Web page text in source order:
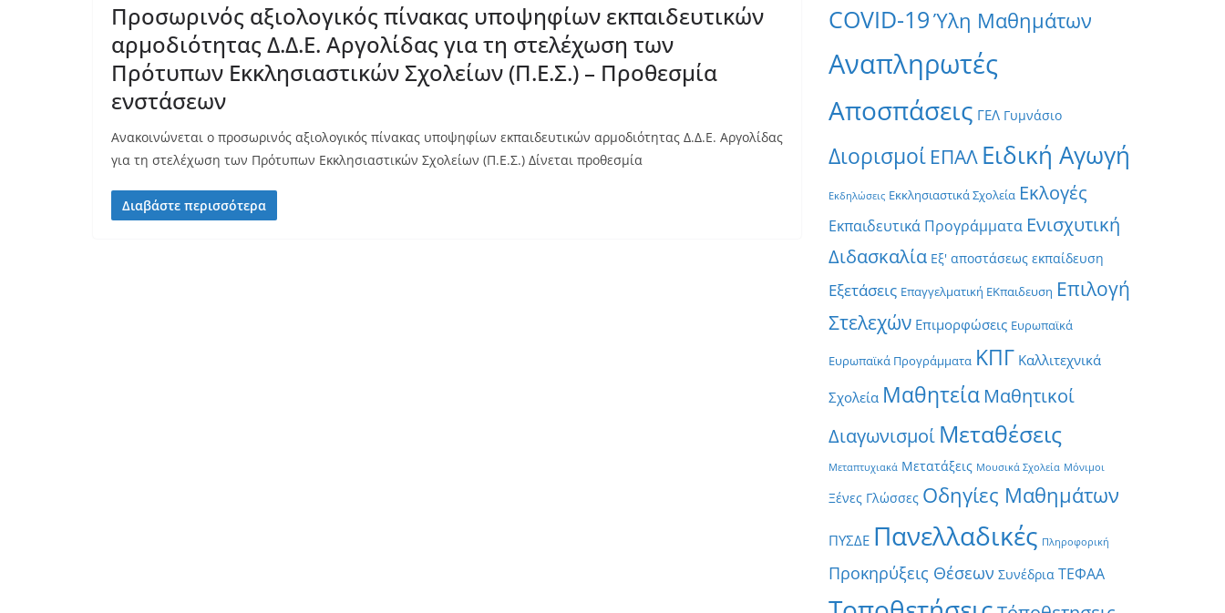
Προσωρινός αξιολογικός πίνακας υποψηφίων εκπαιδευτικών
αρμοδιότητας Δ.Δ.Ε. Αργολίδας για τη στελέχωση των
Πρότυπων Εκκλησιαστικών Σχολείων (Π.Ε.Σ.) – Προθεσμία
ενστάσεων
Ανακοινώνεται ο προσωρινός αξιολογικός πίνακας υποψηφίων εκπαιδευτικών αρμοδιότητας Δ.Δ.Ε. Αργολίδας
για τη στελέχωση των Πρότυπων Εκκλησιαστικών Σχολείων (Π.Ε.Σ.) Δίνεται προθεσμία
Διαβάστε περισσότερα
COVID-19Ύλη Μαθημάτων
Αναπληρωτές
Αποσπάσεις ΓΕΛ Γυμνάσιο
Διορισμοί ΕΠΑΛ Ειδική Αγωγή
Εκδηλώσεις Εκκλησιαστικά Σχολεία Εκλογές
Εκπαιδευτικά Προγράμματα Ενισχυτική
Διδασκαλία Εξ' αποστάσεως εκπαίδευση
Εξετάσεις Επαγγελματική ΕΚπαιδευση Επιλογή
Στελεχών Επιμορφώσεις Ευρωπαϊκά
Ευρωπαϊκά Προγράμματα ΚΠΓ Καλλιτεχνικά
Σχολεία Μαθητεία Μαθητικοί
Διαγωνισμοί Μεταθέσεις
Μεταπτυχιακά Μετατάξεις Μουσικά Σχολεία Μόνιμοι
Ξένες Γλώσσες Οδηγίες Μαθημάτων
ΠΥΣΔΕ Πανελλαδικές Πληροφορική
Προκηρύξεις Θέσεων Συνέδρια ΤΕΦΑΑ